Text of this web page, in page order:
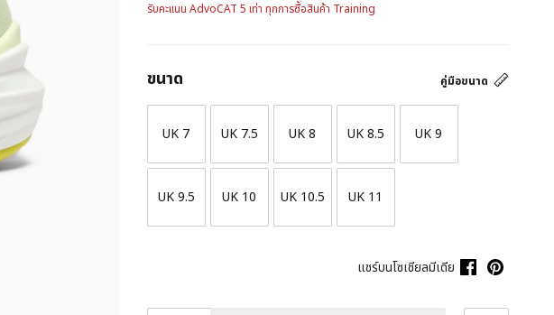
รับคะแนน AdvoCAT 5 เท่า ทุกการซื้อสินค้า Training
คู่มือขนาด
ขนาด
UK 7 UK 7.5 UK 8 UK 8.5 UK 9
UK 9.5 UK 10 UK 10.5 UK 11
แชร์บนโซเชียลมีเดีย